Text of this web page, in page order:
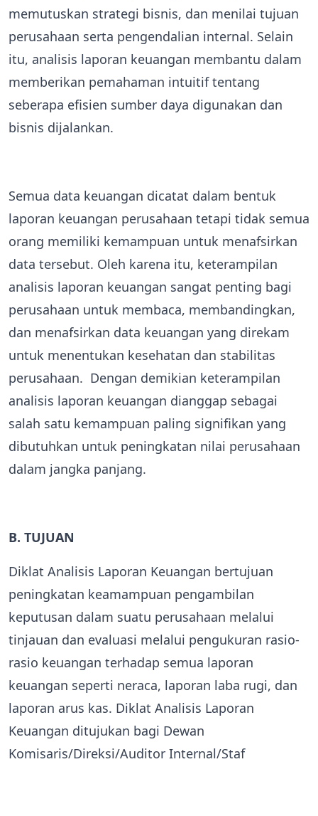
memutuskan strategi bisnis, dan menilai tujuan
perusahaan serta pengendalian internal. Selain
itu, analisis laporan keuangan membantu dalam
memberikan pemahaman intuitif tentang
seberapa efisien sumber daya digunakan dan
bisnis dijalankan.
Semua data keuangan dicatat dalam bentuk
laporan keuangan perusahaan tetapi tidak semua
orang memiliki kemampuan untuk menafsirkan
data tersebut. Oleh karena itu, keterampilan
analisis laporan keuangan sangat penting bagi
perusahaan untuk membaca, membandingkan,
dan menafsirkan data keuangan yang direkam
untuk menentukan kesehatan dan stabilitas
perusahaan. Dengan demikian keterampilan
analisis laporan keuangan dianggap sebagai
salah satu kemampuan paling signifikan yang
dibutuhkan untuk peningkatan nilai perusahaan
dalam jangka panjang.
B. TUJUAN
Diklat Analisis Laporan Keuangan bertujuan
peningkatan keamampuan pengambilan
keputusan dalam suatu perusahaan melalui
tinjauan dan evaluasi melalui pengukuran rasio-
rasio keuangan terhadap semua laporan
keuangan seperti neraca, laporan laba rugi, dan
laporan arus kas. Diklat Analisis Laporan
Keuangan ditujukan bagi Dewan
Komisaris/Direksi/Auditor Internal/Staf